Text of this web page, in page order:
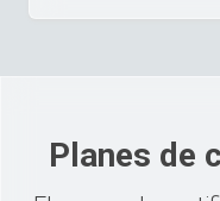
Planes de